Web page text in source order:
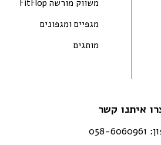
משווק מורשה FitFlop
מגפיים ומגפונים
מותגים
איתנו קשר
058-6060961